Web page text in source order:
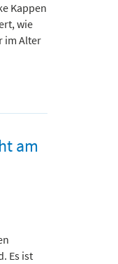
Kappen
wie
im Alter
am
Es ist